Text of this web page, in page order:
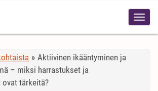
» Aktiivinen ikääntyminen ja
– miksi harrastukset ja
ovat tärkeitä?